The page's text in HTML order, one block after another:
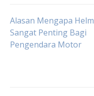
Post
navigation
Alasan Mengapa Helm
Sangat Penting Bagi
Pengendara Motor